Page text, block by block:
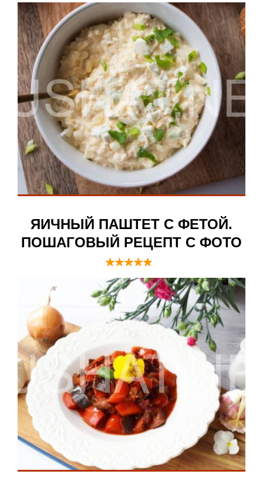
ЯИЧНЫЙ ПАШТЕТ С ФЕТОЙ.
ПОШАГОВЫЙ РЕЦЕПТ С ФОТО